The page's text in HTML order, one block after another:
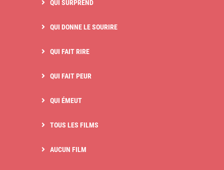
QUI SURPREND
QUI DONNE LE SOURIRE
QUI FAIT RIRE
QUI FAIT PEUR
QUI ÉMEUT
TOUS LES FILMS
AUCUN FILM